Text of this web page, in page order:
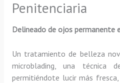
Penitenciaria
Delineado de ojos permanente
Un tratamiento de belleza
microblading, una técnica
permitiéndote lucir más